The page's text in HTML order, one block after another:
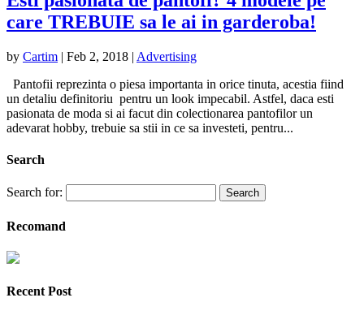
care TREBUIE sa le ai in garderoba!
by Cartim | Feb 2, 2018 | Advertising
Pantofii reprezinta o piesa importanta in orice tinuta, acestia fiind
un detaliu definitoriu pentru un look impecabil. Astfel, daca esti
pasionata de moda si ai facut din colectionarea pantofilor un
adevarat hobby, trebuie sa stii in ce sa investeti, pentru...
Search
Search for:
Recomand
Recent Post